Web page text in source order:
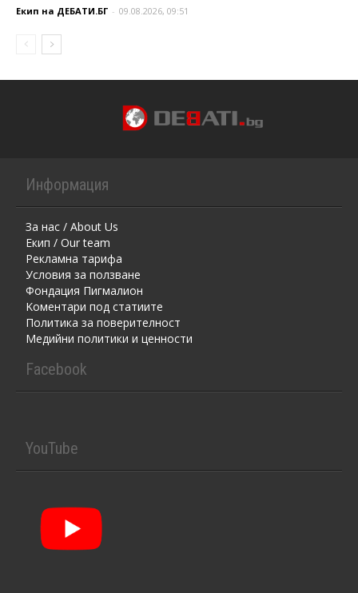
Екип на ДЕБАТИ.БГ - 09.08.2026, 09:51
Информация
За нас / About Us
Екип / Our team
Рекламна тарифа
Условия за ползване
Фондация Пигмалион
Kоментaри под статиите
Политика за поверителност
Медийни политики и ценности
Facebook
YouTube